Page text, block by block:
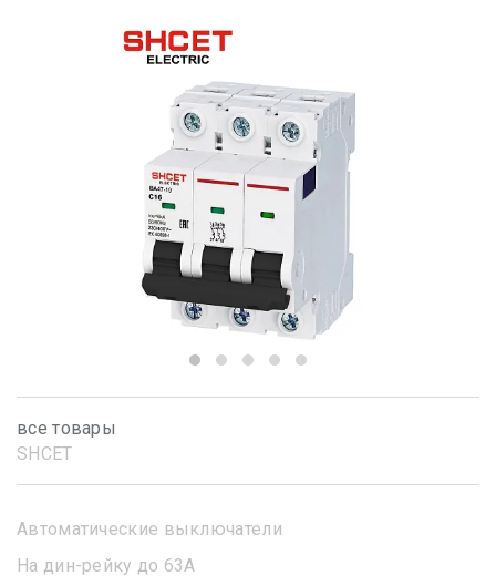
все товары
SHСET
Автоматические выключатели
На дин-рейку до 63А